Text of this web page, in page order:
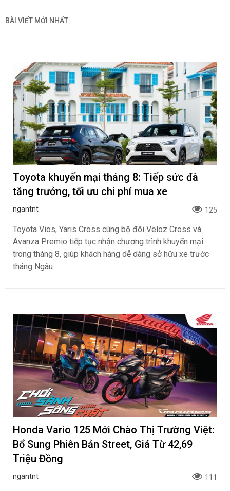
BÀI VIẾT MỚI NHẤT
Toyota khuyến mại tháng 8: Tiếp sức đà
tăng trưởng, tối ưu chi phí mua xe
ngantnt 125
Toyota Vios, Yaris Cross cùng bộ đôi Veloz Cross và
Avanza Premio tiếp tục nhận chương trình khuyến mại
trong tháng 8, giúp khách hàng dễ dàng sở hữu xe trước
tháng Ngâu
Honda Vario 125 Mới Chào Thị Trường Việt:
Bổ Sung Phiên Bản Street, Giá Từ 42,69
Triệu Đồng
ngantnt 111